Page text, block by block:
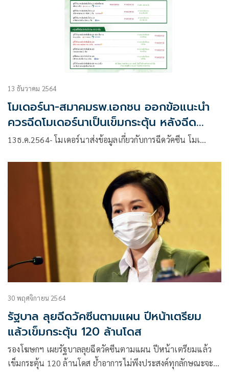
13 ธันวาคม 2564
โมเดอร์นา-สมาคมรพ.เอกชน ออกข้อแนะนำ
ควรฉีดโมเดอร์นาเป็นเข็มกระตุ้น หลังฉีด
เข็ม2(AZ)แล้ว 3 เดือน
13ธ.ค.2564- โมเดอร์นาส่งข้อมูลเกี่ยวกับการฉีดวัคซีน โมเ…
30 พฤศจิกายน 2564
รัฐบาล ลุยฉีดวัคซีนตามแผน ปีหน้าเตรียม
แล้วเข็มกระตุ้น 120 ล้านโดส
รองโฆษกฯ เผยรัฐบาลลุยฉีดวัคซีนตามแผน ปีหน้าเตรียมแล้ว
เข็มกระตุ้น 120 ล้านโดส ย้ำอาการไม่พึงประสงค์ทุกลักษณะจะ